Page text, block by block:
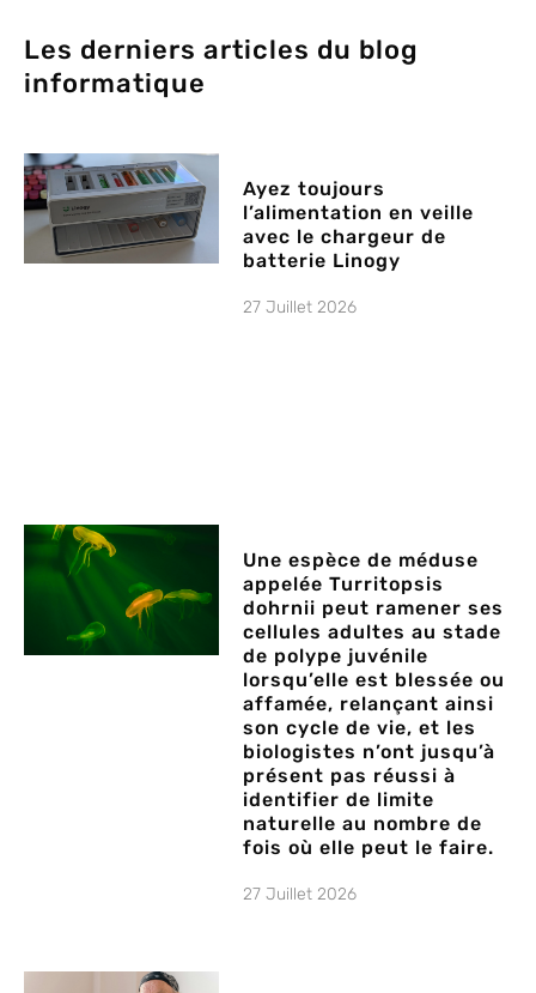
Les derniers articles du blog
informatique
Ayez toujours
l’alimentation en veille
avec le chargeur de
batterie Linogy
27 Juillet 2026
Une espèce de méduse
appelée Turritopsis
dohrnii peut ramener ses
cellules adultes au stade
de polype juvénile
lorsqu’elle est blessée ou
affamée, relançant ainsi
son cycle de vie, et les
biologistes n’ont jusqu’à
présent pas réussi à
identifier de limite
naturelle au nombre de
fois où elle peut le faire.
27 Juillet 2026